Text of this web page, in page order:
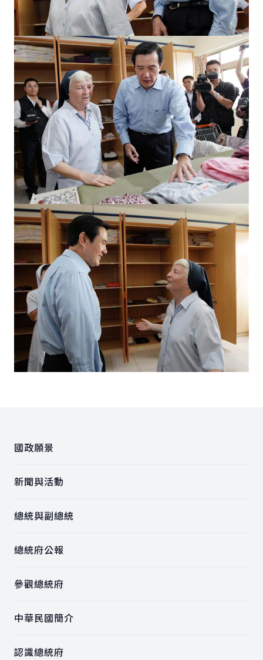
國政願景
新聞與活動
總統與副總統
總統府公報
參觀總統府
中華民國簡介
認識總統府